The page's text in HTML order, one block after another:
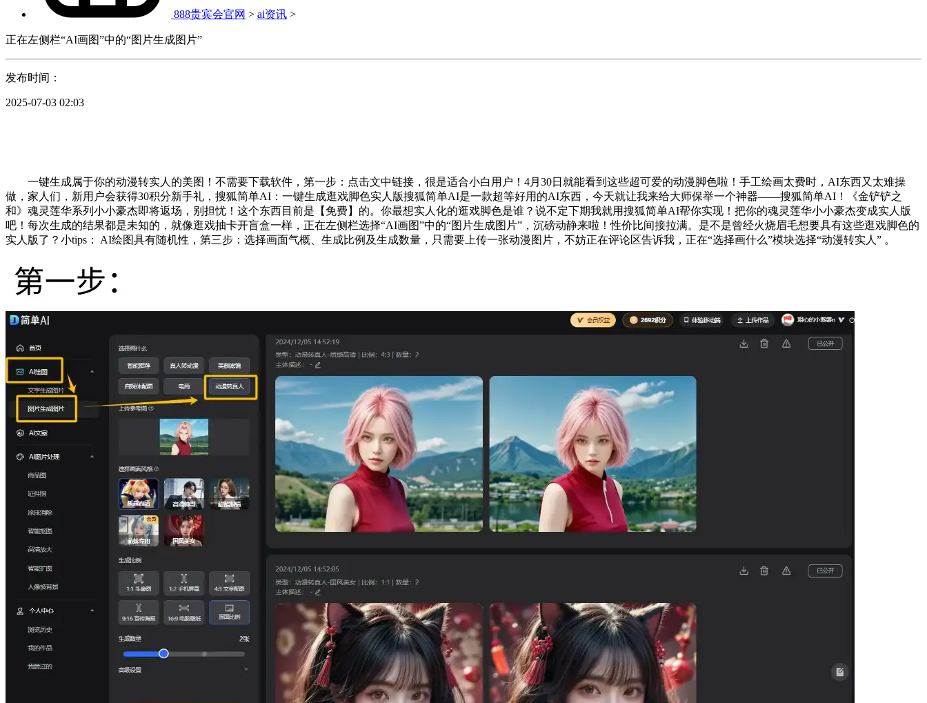
888贵宾会官网 > ai资讯 >
正在左侧栏“AI画图”中的“图片生成图片”
发布时间：
2025-07-03 02:03
一键生成属于你的动漫转实人的美图！不需要下载软件，第一步：点击文中链接，很是适合小白用户！4月30日就能看到这些超可爱的动漫脚色啦！手工绘画太费时，AI东西又太难操
做，家人们，新用户会获得30积分新手礼，搜狐简单AI：一键生成逛戏脚色实人版搜狐简单AI是一款超等好用的AI东西，今天就让我来给大师保举一个神器——搜狐简单AI！《金铲铲之
和》魂灵莲华系列小小豪杰即将返场，别担忧！这个东西目前是【免费】的。你最想实人化的逛戏脚色是谁？说不定下期我就用搜狐简单AI帮你实现！把你的魂灵莲华小小豪杰变成实人版
吧！每次生成的结果都是未知的，就像逛戏抽卡开盲盒一样，正在左侧栏选择“AI画图”中的“图片生成图片”，沉磅动静来啦！性价比间接拉满。是不是曾经火烧眉毛想要具有这些逛戏脚色的
实人版了？小tips： AI绘图具有随机性，第三步：选择画面气概、生成比例及生成数量，只需要上传一张动漫图片，不妨正在评论区告诉我，正在“选择画什么”模块选择“动漫转实人” 。